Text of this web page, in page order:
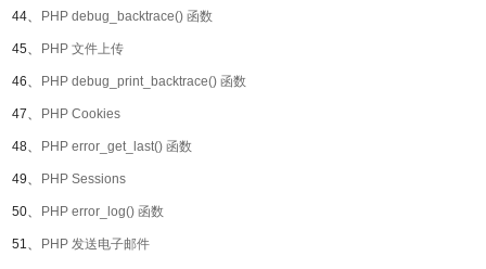
44、 PHP debug_backtrace() 函数
45、 PHP 文件上传
46、 PHP debug_print_backtrace() 函数
47、 PHP Cookies
48、 PHP error_get_last() 函数
49、 PHP Sessions
50、 PHP error_log() 函数
51、 PHP 发送电子邮件